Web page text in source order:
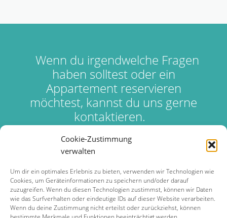
Cookie-Zustimmung
verwalten
Um dir ein optimales Erlebnis zu bieten, verwenden wir Technologien wie
Cookies, um Geräteinformationen zu speichern und/oder darauf
zuzugreifen. Wenn du diesen Technologien zustimmst, können wir Daten
wie das Surfverhalten oder eindeutige IDs auf dieser Website verarbeiten.
Wenn du deine Zustimmung nicht erteilst oder zurückziehst, können
Wenn du irgendwelche Fragen
haben solltest oder ein
Appartement reservieren
möchtest, kannst du uns gerne
kontaktieren.
Kontakt
Reservierung